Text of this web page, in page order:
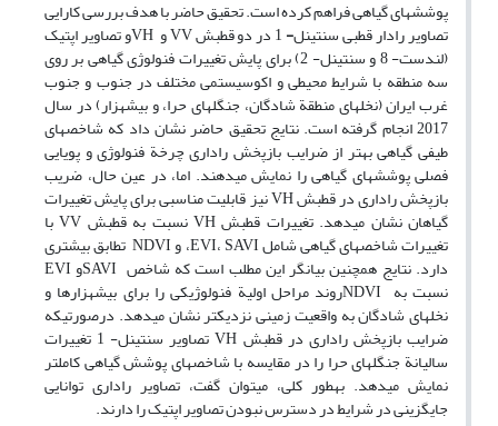
پوشش‏های گیاهی فراهم کرده است. تحقیق حاضر با هدف بررسی کارایی
تصاویر رادار قطبی سنتینل- 1 در دو قطبش VV و VHو تصاویر اپتیک
(لندست- 8 و سنتینل- 2) برای پایش تغییرات فنولوژی گیاهی بر روی
سه منطقه با شرایط محیطی و اکوسیستمی مختلف در جنوب و جنوب
‏غرب ایران (نخل‏های منطقة شادگان، جنگل‏های حرا، و بیشه‏زار) در سال
2017 انجام گرفته است. نتایج تحقیق حاضر نشان داد که شاخص‏های
طیفی گیاهی بهتر از ضرایب بازپخش راداری چرخة فنولوژی و پویایی
فصلی پوشش‏های گیاهی را نمایش می‏دهند. اما، در عین حال، ضریب
بازپخش راداری در قطبش VH نیز قابلیت مناسبی برای پایش تغییرات
گیاهان نشان می‏دهد. تغییرات قطبش VH نسبت به قطبش VV با
تغییرات شاخص‏های گیاهی شامل EVI، SAVI، و NDVI تطابق بیشتری
دارد. نتایج همچنین بیانگر این مطلب است که شاخص SAVIو EVI
نسبت به NDVIروند مراحل اولیة فنولوژیکی را برای بیشه‏زارها و
نخل‏های شادگان به واقعیت زمینی نزدیک‏تر نشان می‏دهد. درصورتی‏که
ضرایب بازپخش راداری در قطبش VH تصاویر سنتینل- 1 تغییرات
سالیانة جنگل‏های حرا را در مقایسه با شاخص‏های پوشش گیاهی کامل‏تر
نمایش می‏دهد. به‏‏طور کلی، می‏توان گفت، تصاویر راداری توانایی
جای‏گزینی در شرایط در دسترس نبودن تصاویر اپتیک را دارند.